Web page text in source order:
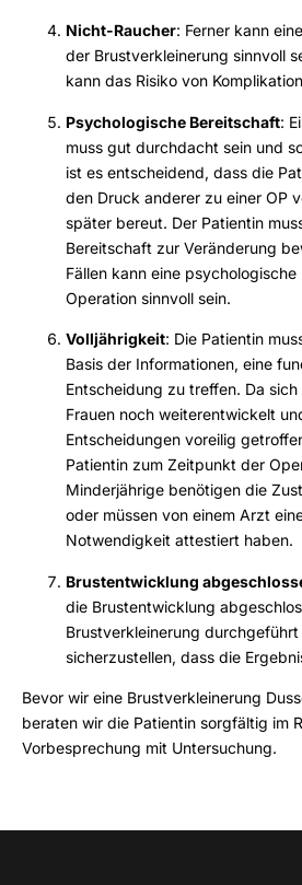
Nicht-Raucher: Ferner kann
der Brustverkleinerung sinnvoll
kann das Risiko von
Psychologische Bereitschaft:
muss gut durchdacht sein und
ist es entscheidend, dass die
den Druck anderer zu einer OP
später bereut. Der Patientin
Bereitschaft zur Veränderung
Fällen kann eine
Operation sinnvoll sein.
Volljährigkeit: Die Patientin
Basis der Informationen, eine
Entscheidung zu treffen. Da
Frauen noch weiterentwickelt
Entscheidungen voreilig
Patientin zum Zeitpunkt der
Minderjährige benötigen die
oder müssen von einem Arzt
Notwendigkeit attestiert haben.
Brustentwicklung
die Brustentwicklung
Brustverkleinerung
sicherzustellen, dass die
Bevor wir eine Brustverkleinerung
beraten wir die Patientin sorgfältig im
Vorbesprechung mit Untersuchung.